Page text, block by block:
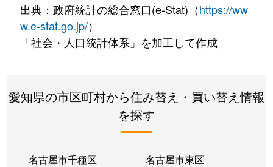
出典：政府統計の総合窓口(e-Stat)（https://ww
w.e-stat.go.jp/）
「社会・人口統計体系」を加工して作成
愛知県の市区町村から住み替え・買い替え情報
を探す
名古屋市千種区 名古屋市東区